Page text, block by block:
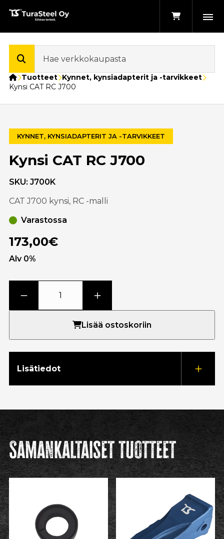
Etusivu
Tuotteet Kynnet, kynsiadapterit ja -tarvikkeet
Kynsi CAT RC J700
KYNNET, KYNSIADAPTERIT JA -TARVIKKEET
Kynsi CAT RC J700
SKU: J700K
CAT J700 kynsi, RC -malli
Varastossa
173,00€
Alv 0%
Lisää ostoskoriin
Lisätiedot
Samankaltaiset tuotteet